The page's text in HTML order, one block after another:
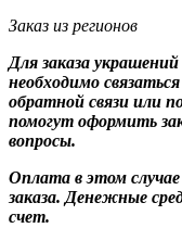
Заказ из регионов
Для заказа украшений
необходимо
обратной связи или
помогут оформить
вопросы.
Оплата в этом
заказа. Денежные
счет.